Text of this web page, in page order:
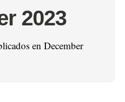
2023
en December